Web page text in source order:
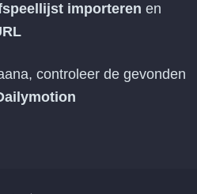
importeren en
controleer de gevonden